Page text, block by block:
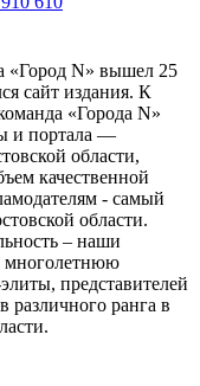
«Город N» вышел 25
сайт издания. К
«Города N»
и портала —
области,
качественной
- самый
области.
– наши
многолетнюю
представителей
различного ранга в